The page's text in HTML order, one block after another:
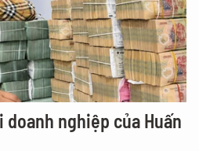
doanh nghiệp của Huấn